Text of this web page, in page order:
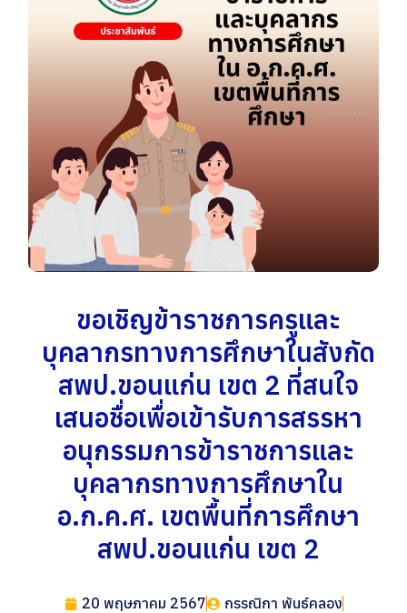
ขอเชิญข้าราชการครูและ
บุคลากรทางการศึกษาในสังกัด
สพป.ขอนแก่น เขต 2 ที่สนใจ
เสนอชื่อเพื่อเข้ารับการสรรหา
อนุกรรมการข้าราชการและ
บุคลากรทางการศึกษาใน
อ.ก.ค.ศ. เขตพื้นที่การศึกษา
สพป.ขอนแก่น เขต 2
20 พฤษภาคม 2567
กรรณิกา พันธ์คลอง